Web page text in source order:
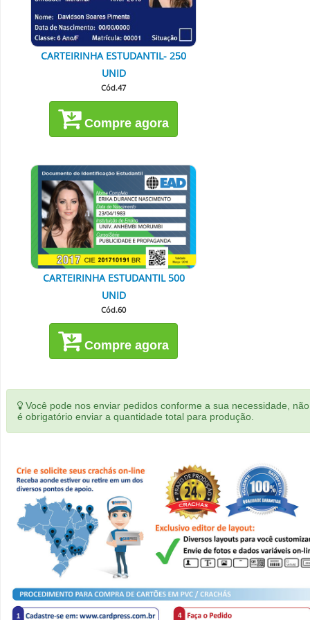
CARTEIRINHA ESTUDANTIL- 250
UNID
Cód.47
Compre agora
CARTEIRINHA ESTUDANTIL 500
UNID
Cód.60
Compre agora
Você pode nos enviar pedidos conforme a sua necessidade, não
é obrigatório enviar a quantidade total para produção.